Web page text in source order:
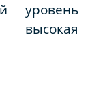
уровень